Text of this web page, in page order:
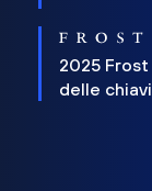
2025 Frost
delle